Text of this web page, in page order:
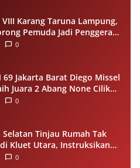
Karang Taruna Lampung,
Pemuda Jadi Penggerak
0
69 Jakarta Barat Diego Missel
Juara 2 Abang None Cilik
2026
0
Tinjau Rumah Tak
Kluet Utara, Instruksikan
Bantuan Rumah 2027
0